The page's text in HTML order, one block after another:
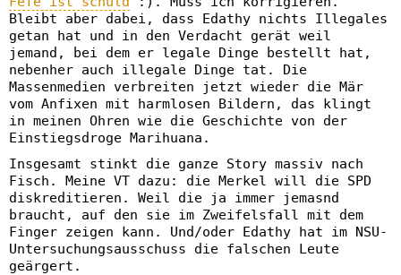
Bleibt aber dabei, dass Edathy nichts Illegales
getan hat und in den Verdacht gerät weil
jemand, bei dem er legale Dinge bestellt hat,
nebenher auch illegale Dinge tat. Die
Massenmedien verbreiten jetzt wieder die Mär
vom Anfixen mit harmlosen Bildern, das klingt
in meinen Ohren wie die Geschichte von der
Einstiegsdroge Marihuana.
Insgesamt stinkt die ganze Story massiv nach
Fisch. Meine VT dazu: die Merkel will die SPD
diskreditieren. Weil die ja immer jemasnd
braucht, auf den sie im Zweifelsfall mit dem
Finger zeigen kann. Und/oder Edathy hat im NSU-
Untersuchungsausschuss die falschen Leute
geärgert.